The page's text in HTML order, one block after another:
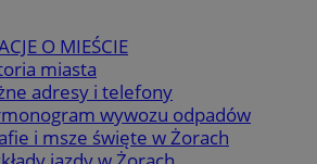
O MIEŚCIE
miasta
adresy i telefony
wywozu odpadów
i msze święte w Żorach